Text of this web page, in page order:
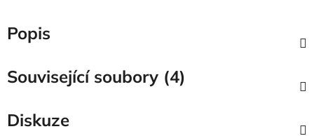
Popis
Související soubory (4)
Diskuze